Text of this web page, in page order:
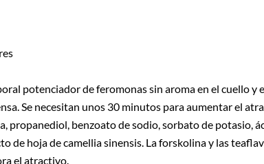
potenciador de feromonas sin aroma en el cuello
Se necesitan unos 30 minutos para aumentar el
propanediol, benzoato de sodio, sorbato de potasio,
de hoja de camellia sinensis. La forskolina y las
el atractivo.